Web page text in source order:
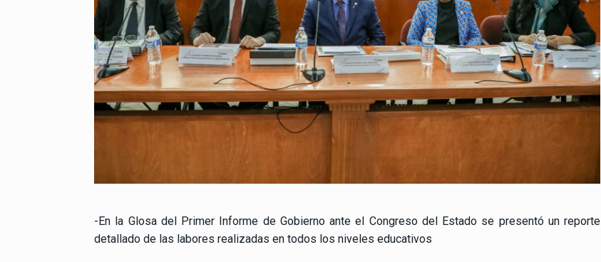
-En la Glosa del Primer Informe de Gobierno ante el Congreso del Estado se presentó un reporte
detallado de las labores realizadas en todos los niveles educativos